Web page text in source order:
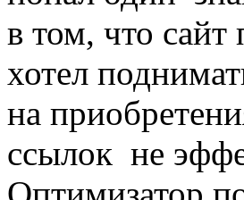
в том, что
хотел
на
ссылок не